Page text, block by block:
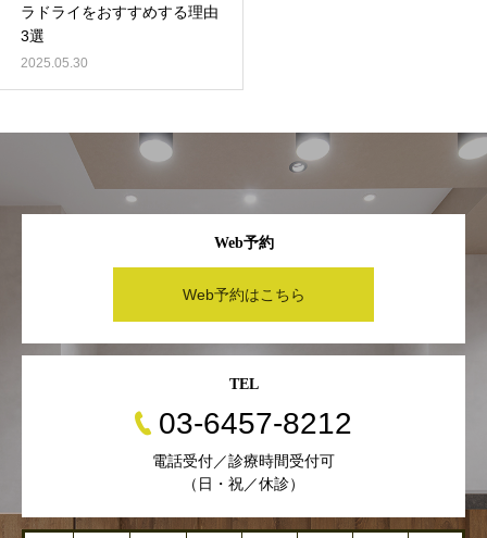
ラドライをおすすめする理由
3選
2025.05.30
Web予約
Web予約はこちら
TEL
03-6457-8212
電話受付／診療時間受付可
（日・祝／休診）